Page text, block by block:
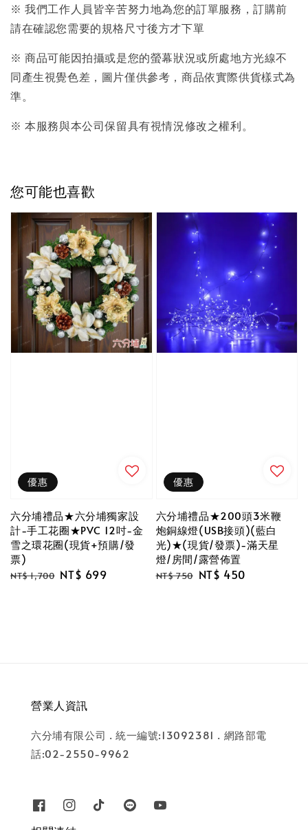
※ 我們工作人員皆辛苦努力地為您的訂單服務，訂購前
請在確認您需要的規格尺寸後方才下單
※ 商品可能因拍攝或是您的螢幕狀況或所處地方光線不
同產生視覺色差，圖片僅供參考，商品依實際供貨樣式為
準。
※ 本服務與本公司保留具有視情況修改之權利。
您可能也喜歡
優惠
六分埔禮品★六分埔獨家設
計-手工花圈★PVC 12吋-金
雪之環花圈(現貨+預購/發
票)
Regular
NT$ 1,700 Sale
NT$ 699
優惠
六分埔禮品★200頭3米鞭
炮銅線燈(USB接頭)(藍白
光)★(現貨/發票)-滿天星
燈/房間/露營佈置
Regular
NT$ 750 Sale
NT$ 450
營業人資訊
六分埔有限公司 . 統一編號:13092381 . 網路部電
話:02-2550-9962